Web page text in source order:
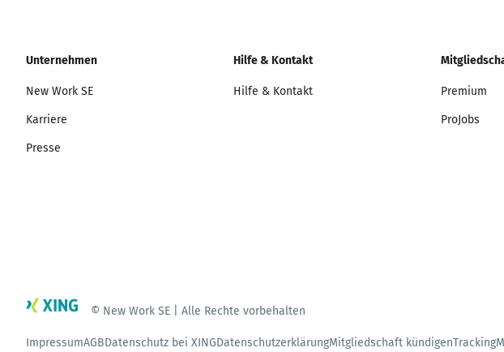
Unternehmen
New Work SE
Karriere
Presse
Hilfe & Kontakt
Hilfe & Kontakt Premium
ProJobs
© New Work SE | Alle Rechte vorbehalten
ImpressumAGBDatenschutz bei XINGDatenschutzerklärungMitgliedschaft kündigenTracking